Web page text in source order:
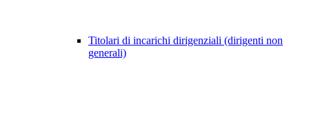
Titolari di incarichi dirigenziali (dirigenti non
generali)